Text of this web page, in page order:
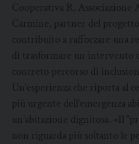
Cooperativa R, Associazione
Carmine, partner del
contribuito a rafforzare una
di trasformare un intervento
concreto percorso di
Un’esperienza che riporta al
più urgente dell’emergenza
un’abitazione dignitosa. «Il
non riguarda più soltanto le